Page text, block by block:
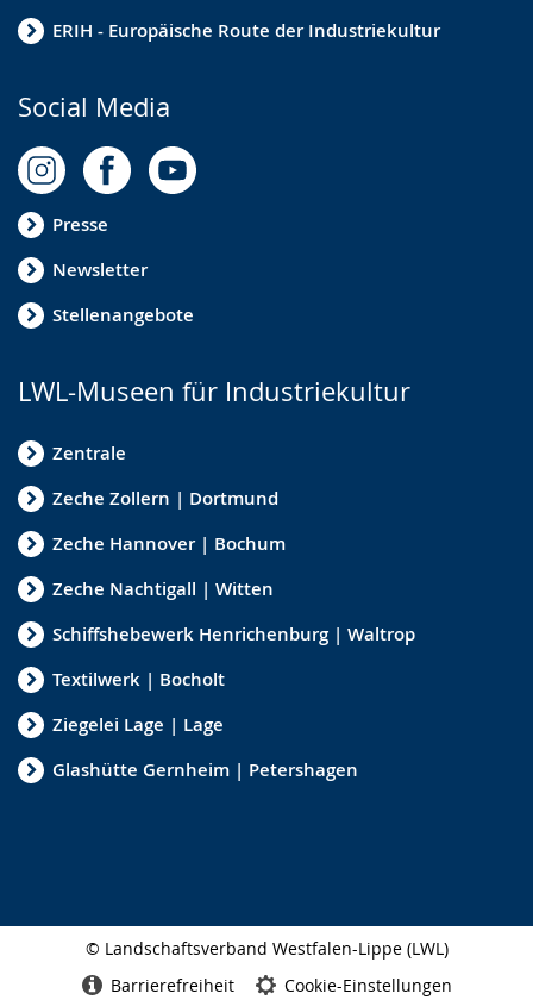
ERIH - Europäische Route der Industriekultur
Social Media
Presse
Newsletter
Stellenangebote
LWL-Museen für Industriekultur
Zentrale
Zeche Zollern | Dortmund
Zeche Hannover | Bochum
Zeche Nachtigall | Witten
Schiffshebewerk Henrichenburg | Waltrop
Textilwerk | Bocholt
Ziegelei Lage | Lage
Glashütte Gernheim | Petershagen
© Landschaftsverband Westfalen-Lippe (LWL)
Barrierefreiheit Cookie-Einstellungen